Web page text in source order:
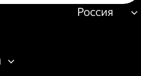
на вывоз возврата в
маркетплейса. Товар
на вывоз курьером в
Яндекс Доставки или
Россия